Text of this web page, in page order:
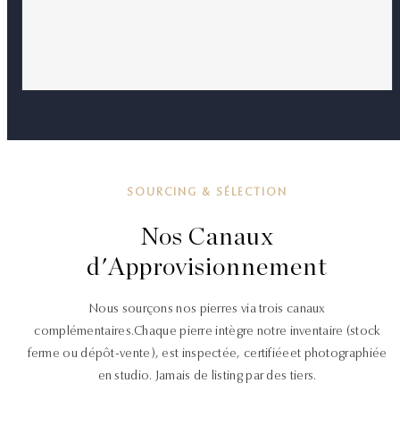
SOURCING & SÉLECTION
Nos Canaux
d'Approvisionnement
Nous sourçons nos pierres via trois canaux
complémentaires.Chaque pierre intègre notre inventaire (stock
ferme ou dépôt-vente), est inspectée, certifiée et photographiée
en studio. Jamais de listing par des tiers.